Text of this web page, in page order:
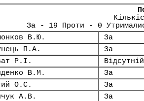
За - 19 Проти - 0
В.Ю.
За
П.А.
За
Р.І.
Відсутній
В.М.
За
О.С.
За
А.В.
За